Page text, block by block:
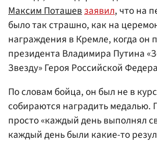
Максим Поташев заявил, что на
было так страшно, как на
награждения в Кремле, когда он
президента Владимира Путина
Звезду» Героя Российской
По словам бойца, он был не в
собираются наградить медалью.
просто «каждый день выполнял
каждый день были какие-то